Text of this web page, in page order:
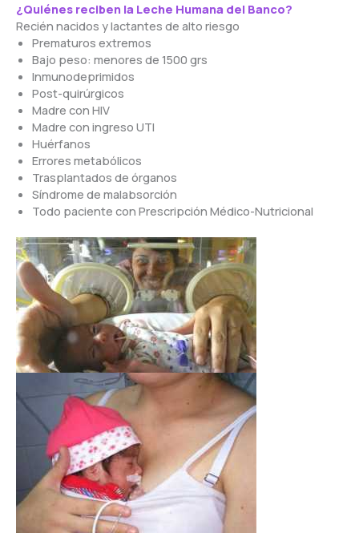
¿Quiénes reciben la Leche Humana del Banco?
Recién nacidos y lactantes de alto riesgo
Prematuros extremos
Bajo peso: menores de 1500 grs
Inmunodeprimidos
Post-quirúrgicos
Madre con HIV
Madre con ingreso UTI
Huérfanos
Errores metabólicos
Trasplantados de órganos
Síndrome de malabsorción
Todo paciente con Prescripción Médico-Nutricional